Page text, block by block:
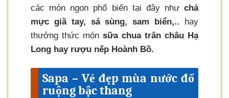
các món ngon phổ biến tại đây nhưchả
mực giã tay, sá sùng, sam biển,.. hay
thưởng thức món sữa chua trân châu Hạ
Long hay rượu nếp Hoành Bồ.
Sapa – Vẻ đẹp mùa nước đổ
ruộng bậc thang